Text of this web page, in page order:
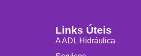
Links Úteis
A ADL Hidráulica